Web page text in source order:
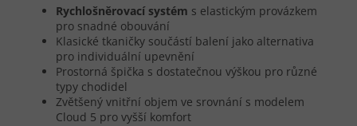
Rychlošněrovací systém s elastickým provázkem
pro snadné obouvání
Klasické tkaničky součástí balení jako alternativa
pro individuální upevnění
Prostorná špička s dostatečnou výškou pro různé
typy chodidel
Zvětšený vnitřní objem ve srovnání s modelem
Cloud 5 pro vyšší komfort